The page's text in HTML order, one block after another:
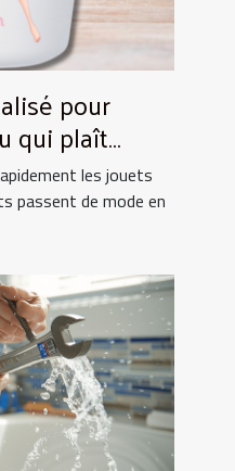
pour
qui plaît
les jouets
passent de mode en